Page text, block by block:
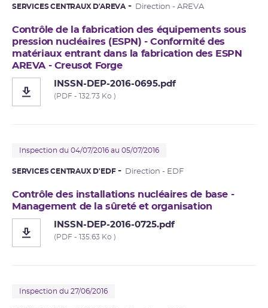
SERVICES CENTRAUX D'AREVA Direction - AREVA
Contrôle de la fabrication des équipements sous
pression nucléaires (ESPN) - Conformité des
matériaux entrant dans la fabrication des ESPN
AREVA - Creusot Forge
INSSN-DEP-2016-0695.pdf
(PDF - 132.73 Ko )
Inspection du 04/07/2016 au 05/07/2016
SERVICES CENTRAUX D'EDF Direction - EDF
Contrôle des installations nucléaires de base -
Management de la sûreté et organisation
INSSN-DEP-2016-0725.pdf
(PDF - 135.63 Ko )
Inspection du 27/06/2016